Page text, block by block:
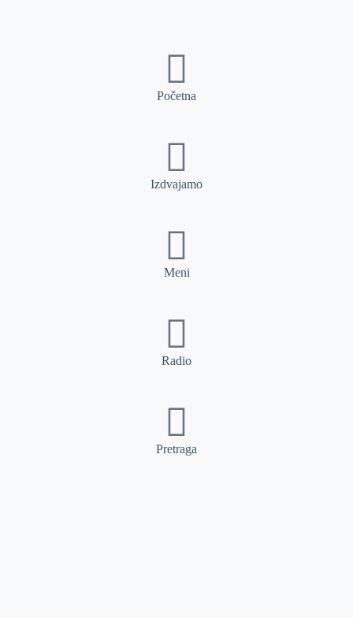
Početna
Izdvajamo
Meni
Radio
Pretraga